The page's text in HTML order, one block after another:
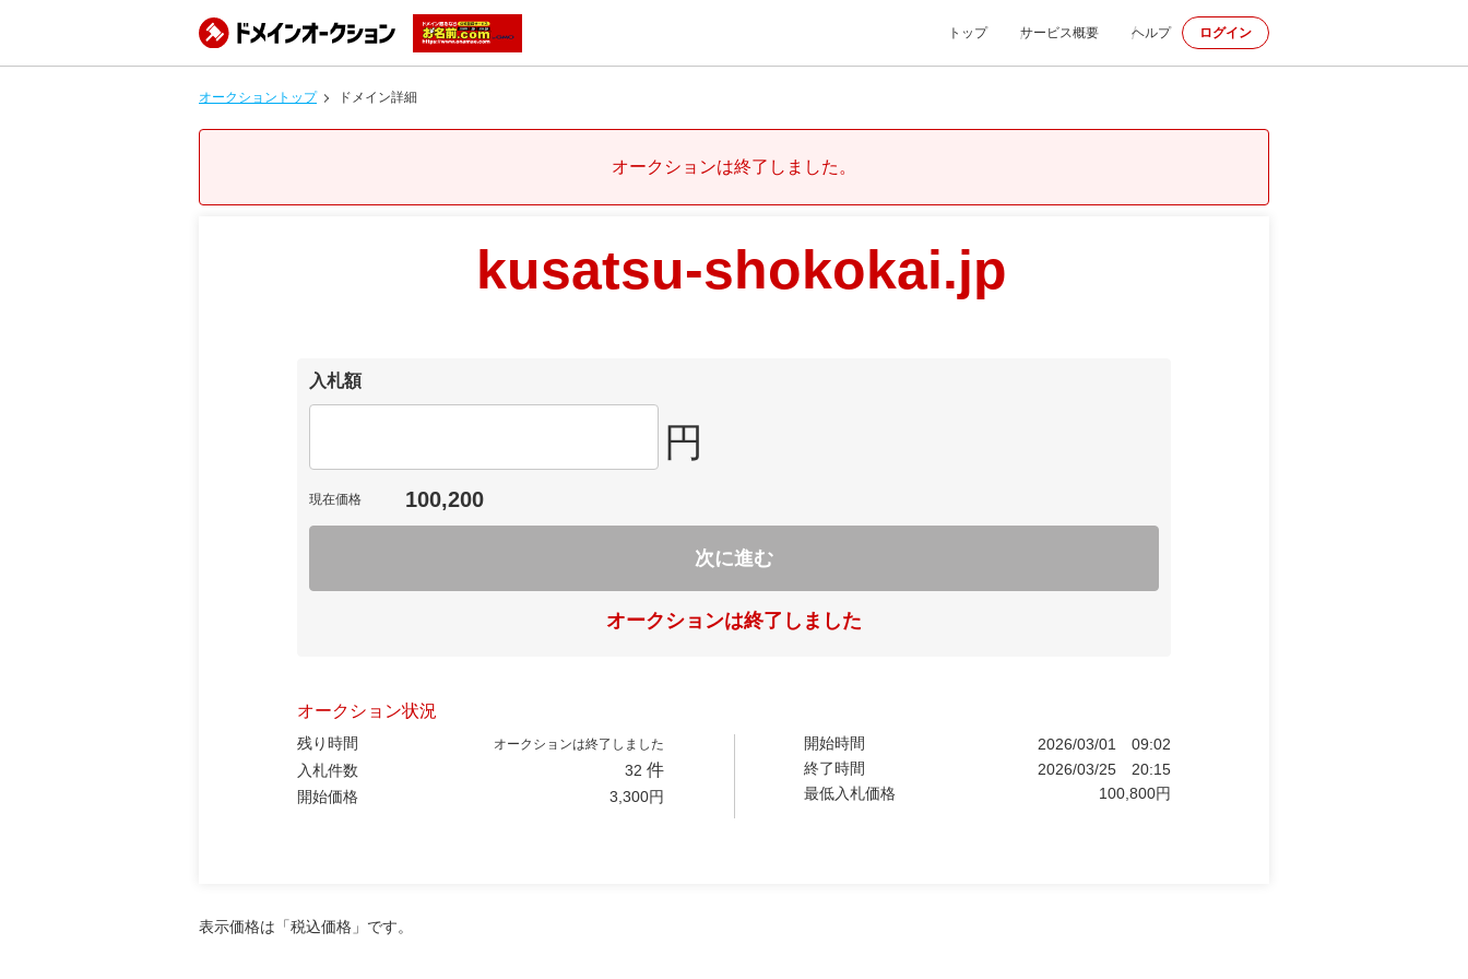
トップ サービス概要 ヘルプ ログイン
オークショントップ ドメイン詳細
オークションは終了しました。
kusatsu-shokokai.jp
入札額
円
現在価格 100,200
次に進む
オークションは終了しました
オークション状況
残り時間 オークションは終了しました
入札件数 32 件
開始価格 3,300円
開始時間 2026/03/01
09:02
終了時間
2026/03/25
20:15
最低入札価格
100,800円
表示価格は「税込価格」です。